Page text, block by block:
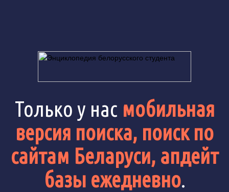
Только у нас мобильная
версия поиска, поиск по
сайтам Беларуси, апдейт
базы ежедневно.